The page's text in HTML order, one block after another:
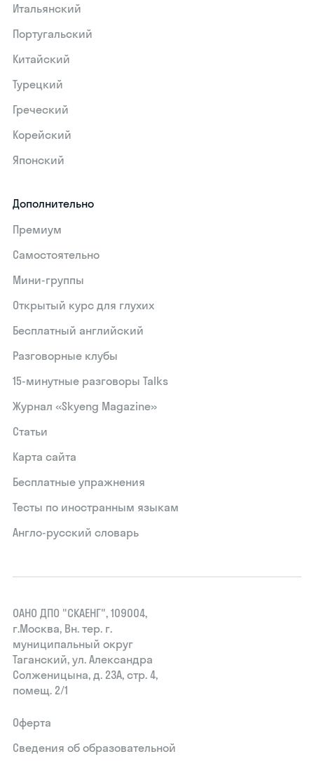
Итальянский
Португальский
Китайский
Турецкий
Греческий
Корейский
Японский
Дополнительно
Премиум
Самостоятельно
Мини-группы
Открытый курс для глухих
Бесплатный английский
Разговорные клубы
15‑минутные разговоры Talks
Журнал «Skyeng Magazine»
Статьи
Карта сайта
Бесплатные упражнения
Тесты по иностранным языкам
Англо-русский словарь
ОАНО ДПО "СКАЕНГ", 109004,
г.Москва, Вн. тер. г.
муниципальный округ
Таганский, ул. Александра
Солженицына, д. 23А, стр. 4,
помещ. 2/1
Оферта
Сведения об образовательной